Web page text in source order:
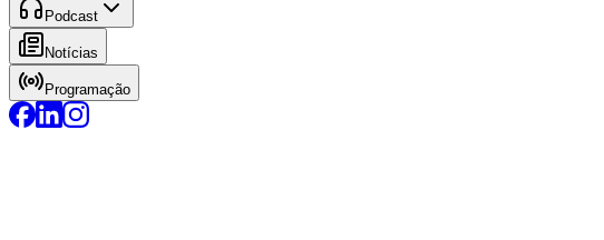
Podcast
Notícias
Programação